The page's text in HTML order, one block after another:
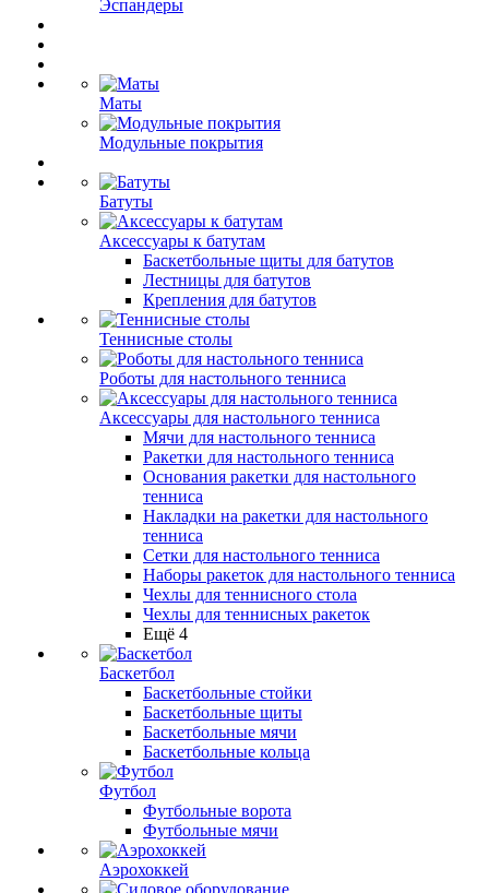
Эспандеры
Маты
Модульные покрытия
Батуты
Аксессуары к батутам
Баскетбольные щиты для батутов
Лестницы для батутов
Крепления для батутов
Теннисные столы
Роботы для настольного тенниса
Аксессуары для настольного тенниса
Мячи для настольного тенниса
Ракетки для настольного тенниса
Основания ракетки для настольного
тенниса
Накладки на ракетки для настольного
тенниса
Сетки для настольного тенниса
Наборы ракеток для настольного тенниса
Чехлы для теннисного стола
Чехлы для теннисных ракеток
Ещё 4
Баскетбол
Баскетбольные стойки
Баскетбольные щиты
Баскетбольные мячи
Баскетбольные кольца
Футбол
Футбольные ворота
Футбольные мячи
Аэрохоккей